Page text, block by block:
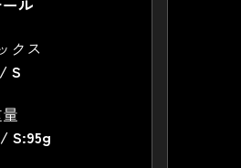
ル
クス
S
S:95g